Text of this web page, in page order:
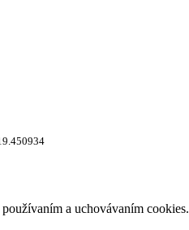
a uchovávaním cookies.